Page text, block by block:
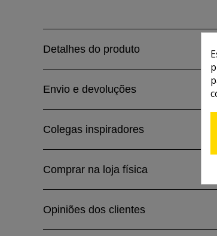
Detalhes do produto
Envio e devoluções
Colegas inspiradores
Comprar na loja física
Opiniões dos clientes